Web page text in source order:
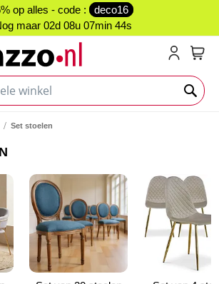
op alles - code :
deco16
maar 02d 08u 07min 43s
Set stoelen